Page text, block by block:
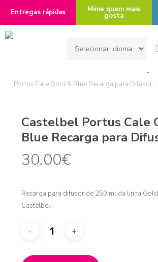
main
content
Entregas rápidas Mime quem mais
gosta
Portus Cale Gold & Blue Recarga para Difusor
Castelbel Portus Cale
Blue Recarga para
30.00€
Recarga para difusor de 250 ml da linha
Castelbel